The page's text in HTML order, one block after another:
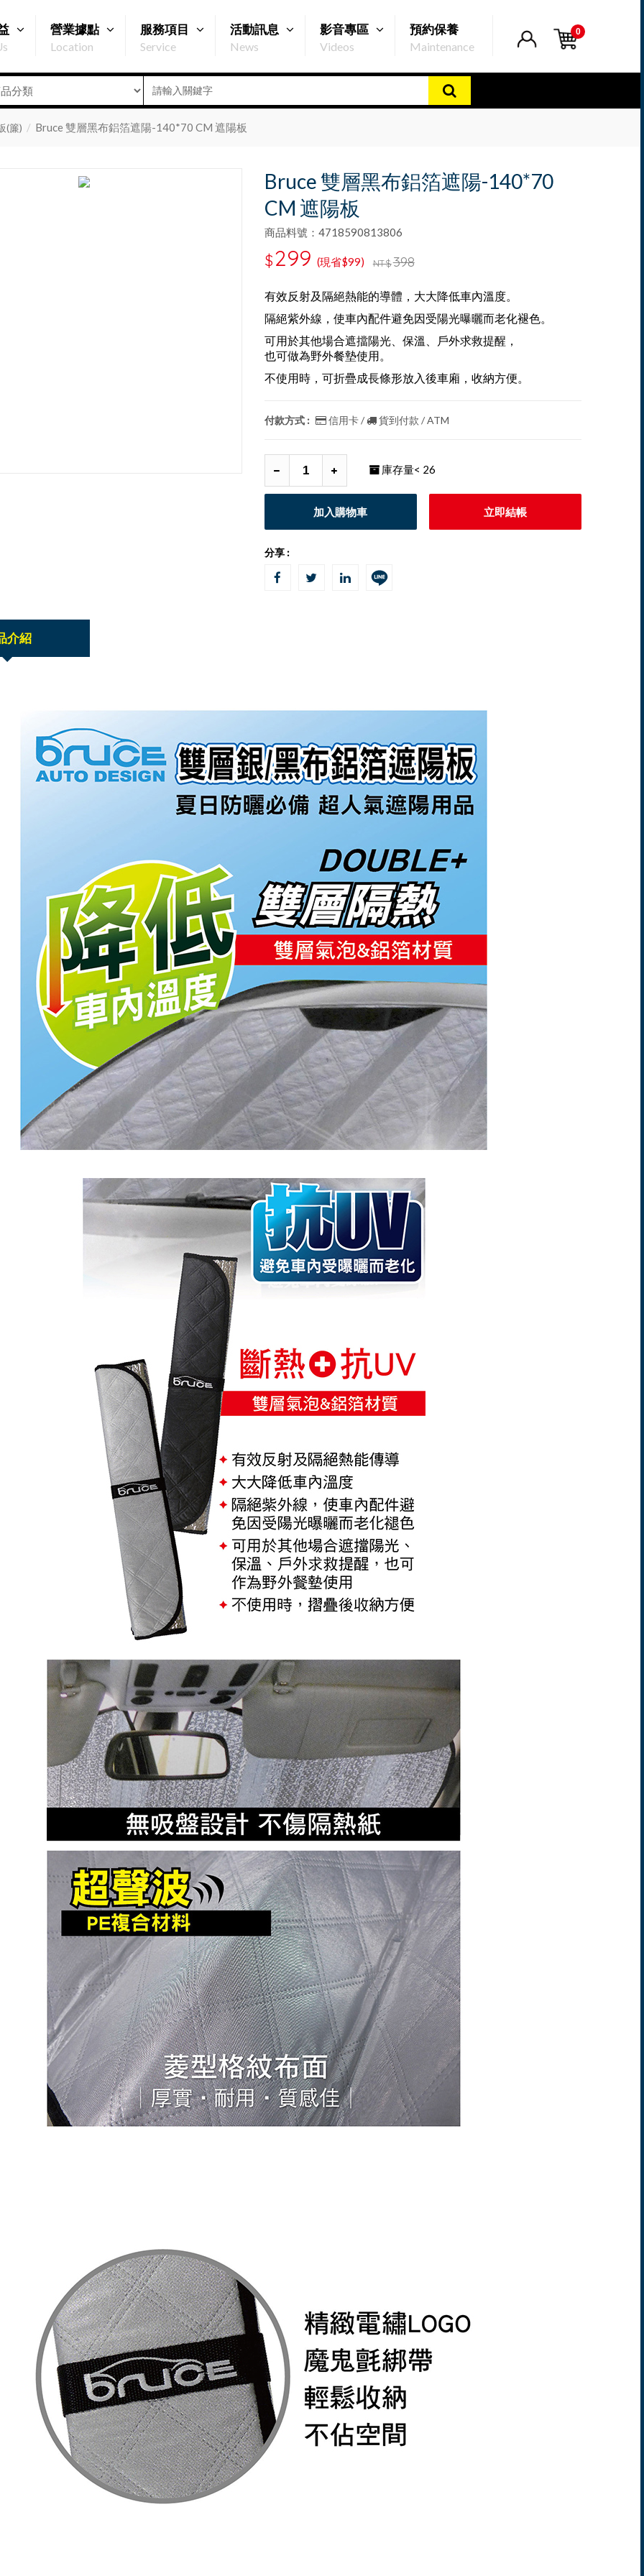
0
營業據點
Location
服務項目
Service
活動訊息
News
影音專區
Videos
預約保養
Maintenance
(簾) Bruce 雙層黑布鋁箔遮陽-140*70 CM 遮陽板
Bruce 雙層黑布鋁箔遮陽-140*70
CM 遮陽板
商品料號：4718590813806
$299 (現省$99) NT$398
有效反射及隔絕熱能的導體，大大降低車內溫度。
隔絕紫外線，使車內配件避免因受陽光曝曬而老化褪色。
可用於其他場合遮擋陽光、保溫、戶外求救提醒，
也可做為野外餐墊使用。
不使用時，可折疊成長條形放入後車廂，收納方便。
付款方式 : 信用卡 / 貨到付款 / ATM
庫存量< 26
加入購物車 立即結帳
分享 :
介紹